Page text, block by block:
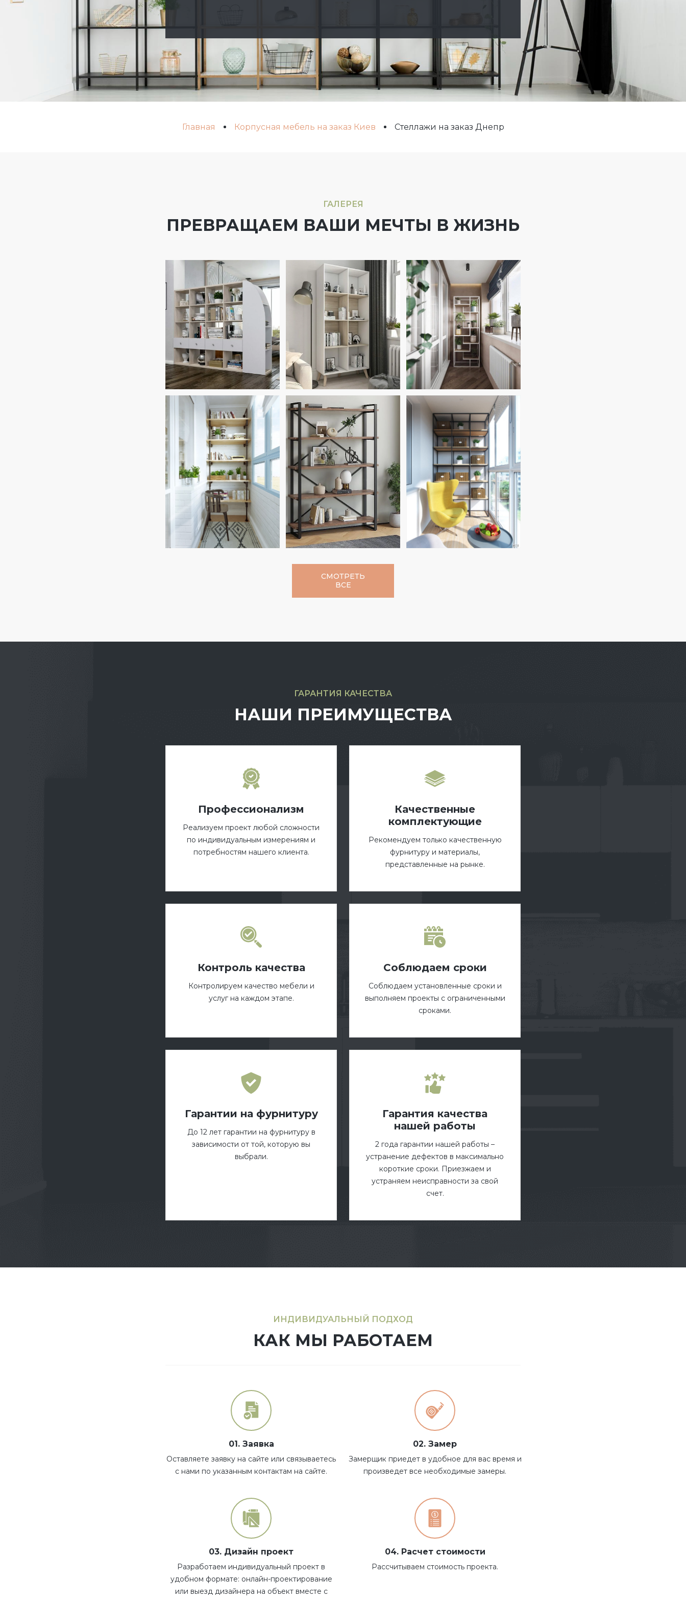
Главная Корпусная мебель на заказ Киев Стеллажи на заказ Днепр
ГАЛЕРЕЯ
ПРЕВРАЩАЕМ ВАШИ МЕЧТЫ В ЖИЗНЬ
СМОТРЕТЬ
ВСЕ
ГАРАНТИЯ КАЧЕСТВА
НАШИ ПРЕИМУЩЕСТВА
Профессионализм
Реализуем проект любой сложности
по индивидуальным измерениям и
потребностям нашего клиента.
Качественные
комплектующие
Рекомендуем только качественную
фурнитуру и материалы,
представленные на рынке.
Контроль качества
Контролируем качество мебели и
услуг на каждом этапе.
Соблюдаем сроки
Соблюдаем установленные сроки и
выполняем проекты с ограниченными
сроками.
Гарантии на фурнитуру
До 12 лет гарантии на фурнитуру в
зависимости от той, которую вы
выбрали.
Гарантия качества
нашей работы
2 года гарантии нашей работы –
устранение дефектов в максимально
короткие сроки. Приезжаем и
устраняем неисправности за свой
счет.
ИНДИВИДУАЛЬНЫЙ ПОДХОД
КАК МЫ РАБОТАЕМ
01. Заявка
Оставляете заявку на сайте или связываетесь
с нами по указанным контактам на сайте.
02. Замер
Замерщик приедет в удобное для вас время и
произведет все необходимые замеры.
03. Дизайн проект
Разработаем индивидуальный проект в
удобном формате: онлайн-проектирование
или выезд дизайнера на объект вместе с
04. Расчет стоимости
Рассчитываем стоимость проекта.